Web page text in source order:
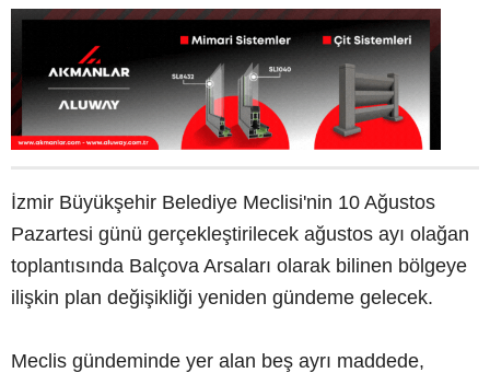
İzmir Büyükşehir Belediye Meclisi'nin 10 Ağustos
Pazartesi günü gerçekleştirilecek ağustos ayı olağan
toplantısında Balçova Arsaları olarak bilinen bölgeye
ilişkin plan değişikliği yeniden gündeme gelecek.
Meclis gündeminde yer alan beş ayrı maddede,